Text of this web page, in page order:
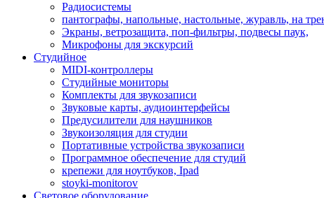
Радиосистемы
пантографы, напольные, настольные, журавль, на
Экраны, ветрозащита, поп-фильтры, подвесы паук,
Микрофоны для экскурсий
Студийное
MIDI-контроллеры
Студийные мониторы
Комплекты для звукозаписи
Звуковые карты, аудиоинтерфейсы
Предусилители для наушников
Звукоизоляция для студии
Портативные устройства звукозаписи
Программное обеспечение для студий
крепежи для ноутбуков, Ipad
stoyki-monitorov
Световое оборудование